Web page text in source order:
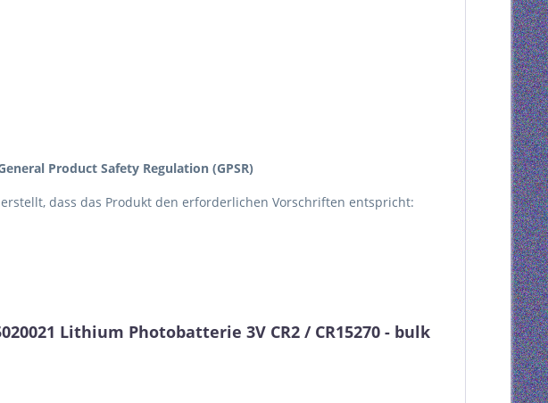
Product Safety Regulation (GPSR)
dass das Produkt den erforderlichen Vorschriften entspricht:
Lithium Photobatterie 3V CR2 / CR15270 - bulk